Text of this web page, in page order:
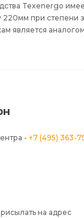
Texenergo
при степени
является
- +7 (495) 363-
на адрес